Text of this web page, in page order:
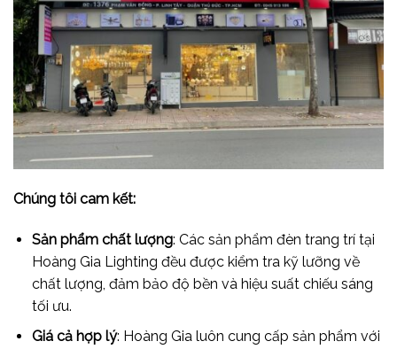
Chúng tôi cam kết:
Sản phẩm chất lượng: Các sản phẩm đèn trang trí tại
Hoàng Gia Lighting đều được kiểm tra kỹ lưỡng về
chất lượng, đảm bảo độ bền và hiệu suất chiếu sáng
tối ưu.
Giá cả hợp lý: Hoàng Gia luôn cung cấp sản phẩm với